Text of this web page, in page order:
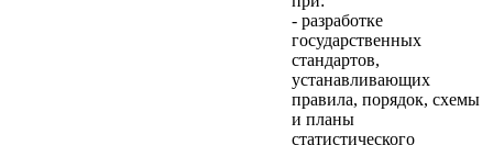
- разработке
государственных
стандартов,
устанавливающих
правила, порядок, схемы
и планы
статистического